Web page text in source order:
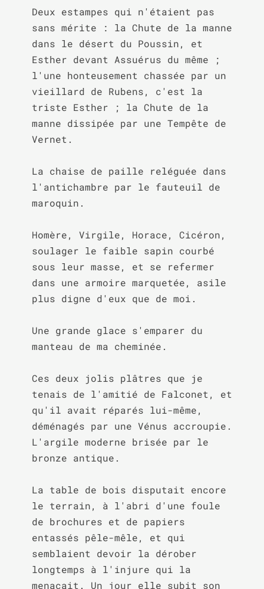
Deux estampes qui n'étaient pas
sans mérite : la Chute de la manne
dans le désert du Poussin, et
Esther devant Assuérus du même ;
l'une honteusement chassée par un
vieillard de Rubens, c'est la
triste Esther ; la Chute de la
manne dissipée par une Tempête de
Vernet.
La chaise de paille reléguée dans
l'antichambre par le fauteuil de
maroquin.
Homère, Virgile, Horace, Cicéron,
soulager le faible sapin courbé
sous leur masse, et se refermer
dans une armoire marquetée, asile
plus digne d'eux que de moi.
Une grande glace s'emparer du
manteau de ma cheminée.
Ces deux jolis plâtres que je
tenais de l'amitié de Falconet, et
qu'il avait réparés lui-même,
déménagés par une Vénus accroupie.
L'argile moderne brisée par le
bronze antique.
La table de bois disputait encore
le terrain, à l'abri d'une foule
de brochures et de papiers
entassés pêle-mêle, et qui
semblaient devoir la dérober
longtemps à l'injure qui la
menaçait. Un jour elle subit son